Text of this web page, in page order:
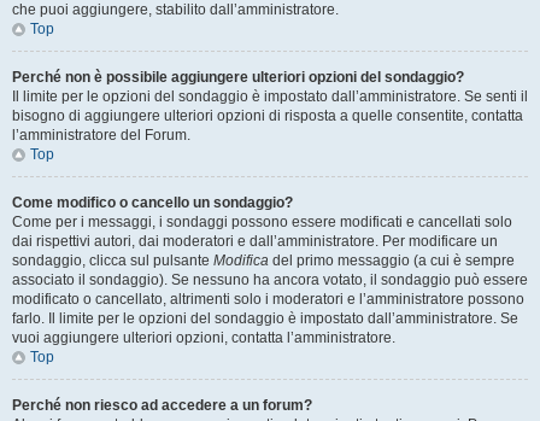
che puoi aggiungere, stabilito dall’amministratore.
Top
Perché non è possibile aggiungere ulteriori opzioni del sondaggio?
Il limite per le opzioni del sondaggio è impostato dall’amministratore. Se senti il
bisogno di aggiungere ulteriori opzioni di risposta a quelle consentite, contatta
l’amministratore del Forum.
Top
Come modifico o cancello un sondaggio?
Come per i messaggi, i sondaggi possono essere modificati e cancellati solo
dai rispettivi autori, dai moderatori e dall’amministratore. Per modificare un
sondaggio, clicca sul pulsante Modifica del primo messaggio (a cui è sempre
associato il sondaggio). Se nessuno ha ancora votato, il sondaggio può essere
modificato o cancellato, altrimenti solo i moderatori e l’amministratore possono
farlo. Il limite per le opzioni del sondaggio è impostato dall’amministratore. Se
vuoi aggiungere ulteriori opzioni, contatta l’amministratore.
Top
Perché non riesco ad accedere a un forum?